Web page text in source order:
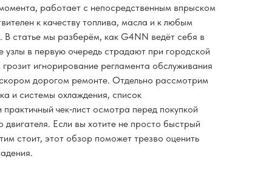
работает с непосредственным впрыском
к качеству топлива, масла и к любым
В статье мы разберём, как G4NN ведёт себя в
узлы в первую очередь страдают при городской
игнорирование регламента обслуживания
дорогом ремонте. Отдельно рассмотрим
и системы охлаждения, список
чек‑лист осмотра перед покупкой
двигателя. Если вы хотите не просто быстрый
стоит, этот обзор поможет трезво оценить